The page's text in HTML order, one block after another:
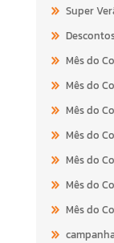
Super
Mês do
Mês do
Mês do
Mês do
Mês do
Mês do
Mês do